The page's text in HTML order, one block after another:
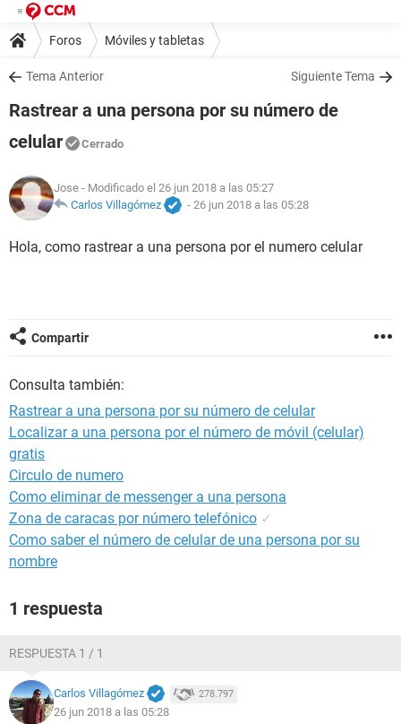
Foros Móviles y tabletas
Tema Anterior Siguiente Tema
Rastrear a una persona por su número de
celular
Cerrado
Jose - Modificado el 26 jun 2018 a las 05:27
Carlos Villagómez
- 26 jun 2018 a las 05:28
Hola, como rastrear a una persona por el numero celular
Compartir
Consulta también:
Rastrear a una persona por su número de celular
Localizar a una persona por el número de móvil (celular)
gratis
Circulo de numero
Como eliminar de messenger a una persona
Zona de caracas por número telefónico ✓
Como saber el número de celular de una persona por su
nombre
1 respuesta
RESPUESTA 1 / 1
Carlos Villagómez 278.797
26 jun 2018 a las 05:28